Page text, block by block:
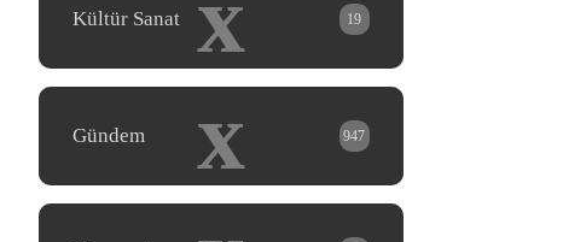
Kültür Sanat 19
x
Gündem 947